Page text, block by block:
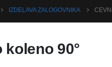
IZDELAVA ZALOGOVNIKA
koleno 90°